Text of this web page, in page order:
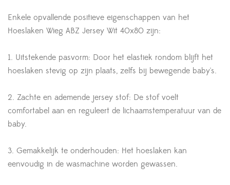
Enkele opvallende positieve eigenschappen van het
Hoeslaken Wieg ABZ Jersey Wit 40x80 zijn:
1. Uitstekende pasvorm: Door het elastiek rondom blijft het
hoeslaken stevig op zijn plaats, zelfs bij bewegende baby's.
2. Zachte en ademende jersey stof: De stof voelt
comfortabel aan en reguleert de lichaamstemperatuur van de
baby.
3. Gemakkelijk te onderhouden: Het hoeslaken kan
eenvoudig in de wasmachine worden gewassen.